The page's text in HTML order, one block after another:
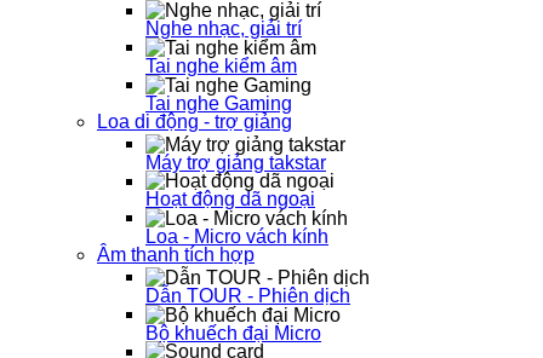
Nghe nhạc, giải trí
Tai nghe kiểm âm
Tai nghe Gaming
Loa di động - trợ giảng
Máy trợ giảng takstar
Hoạt động dã ngoại
Loa - Micro vách kính
Âm thanh tích hợp
Dẫn TOUR - Phiên dịch
Bộ khuếch đại Micro